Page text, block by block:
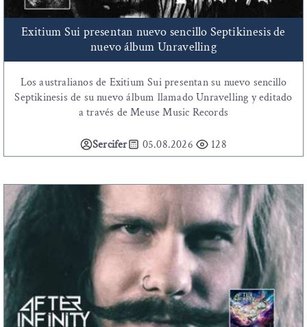
Exitium Sui presentan nuevo sencillo Septikinesis de
nuevo álbum Unravelling
Los australianos de Exitium Sui presentan su nuevo sencillo
Septikinesis de su nuevo álbum llamado Unravelling y editado
a través de Meuse Music Records
Sercifer 05.08.2026 128